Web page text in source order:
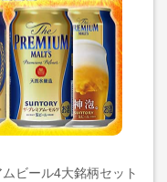
ビール4大銘柄セット